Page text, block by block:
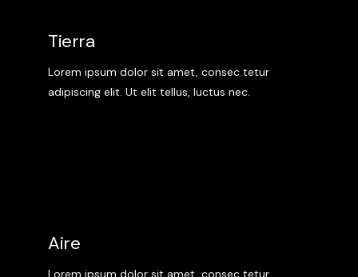
Tierra
Lorem ipsum dolor sit amet, consec tetur
adipiscing elit. Ut elit tellus, luctus nec.
Aire
Lorem ipsum dolor sit amet, consec tetur